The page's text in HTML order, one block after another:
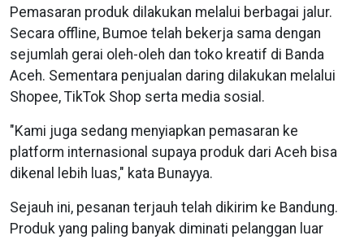
Pemasaran produk dilakukan melalui berbagai jalur.
Secara offline, Bumoe telah bekerja sama dengan
sejumlah gerai oleh-oleh dan toko kreatif di Banda
Aceh. Sementara penjualan daring dilakukan melalui
Shopee, TikTok Shop serta media sosial.
"Kami juga sedang menyiapkan pemasaran ke
platform internasional supaya produk dari Aceh bisa
dikenal lebih luas," kata Bunayya.
Sejauh ini, pesanan terjauh telah dikirim ke Bandung.
Produk yang paling banyak diminati pelanggan luar